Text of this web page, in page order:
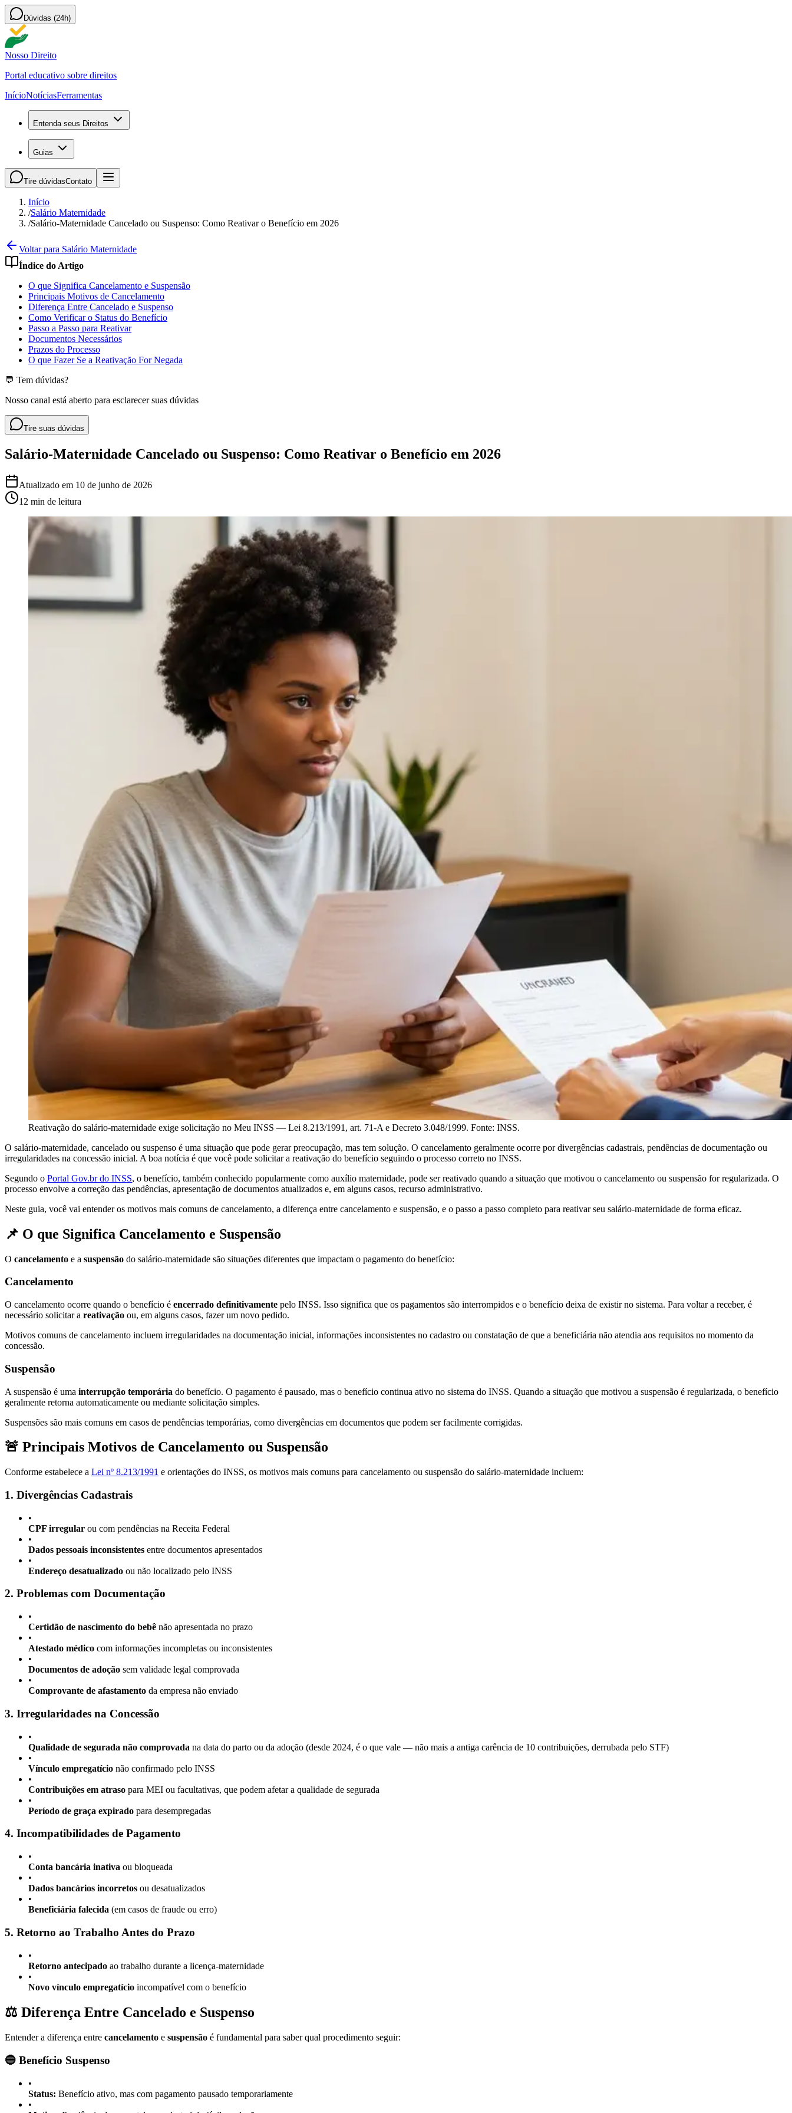
Dúvidas (24h)
Nosso Direito
Portal educativo sobre direitos
InícioNotíciasFerramentas
Entenda seus Direitos
Guias
Tire dúvidasContato
Início
/Salário Maternidade
/Salário-Maternidade Cancelado ou Suspenso: Como Reativar o Benefício em 2026
Voltar para Salário Maternidade
Índice do Artigo
O que Significa Cancelamento e Suspensão
Principais Motivos de Cancelamento
Diferença Entre Cancelado e Suspenso
Como Verificar o Status do Benefício
Passo a Passo para Reativar
Documentos Necessários
Prazos do Processo
O que Fazer Se a Reativação For Negada
💬 Tem dúvidas?
Nosso canal está aberto para esclarecer suas dúvidas
Tire suas dúvidas
Salário-Maternidade Cancelado ou Suspenso: Como Reativar o Benefício em 2026
Atualizado em 10 de junho de 2026
12 min de leitura
Reativação do salário-maternidade exige solicitação no Meu INSS — Lei 8.213/1991, art. 71-A e Decreto 3.048/1999. Fonte: INSS.
O salário-maternidade, cancelado ou suspenso é uma situação que pode gerar preocupação, mas tem solução. O cancelamento geralmente ocorre por divergências cadastrais, pendências de documentação ou
irregularidades na concessão inicial. A boa notícia é que você pode solicitar a reativação do benefício seguindo o processo correto no INSS.
Segundo o Portal Gov.br do INSS, o benefício, também conhecido popularmente como auxílio maternidade, pode ser reativado quando a situação que motivou o cancelamento ou suspensão for regularizada. O
processo envolve a correção das pendências, apresentação de documentos atualizados e, em alguns casos, recurso administrativo.
Neste guia, você vai entender os motivos mais comuns de cancelamento, a diferença entre cancelamento e suspensão, e o passo a passo completo para reativar seu salário-maternidade de forma eficaz.
📌 O que Significa Cancelamento e Suspensão
O cancelamento e a suspensão do salário-maternidade são situações diferentes que impactam o pagamento do benefício:
Cancelamento
O cancelamento ocorre quando o benefício é encerrado definitivamente pelo INSS. Isso significa que os pagamentos são interrompidos e o benefício deixa de existir no sistema. Para voltar a receber, é
necessário solicitar a reativação ou, em alguns casos, fazer um novo pedido.
Motivos comuns de cancelamento incluem irregularidades na documentação inicial, informações inconsistentes no cadastro ou constatação de que a beneficiária não atendia aos requisitos no momento da
concessão.
Suspensão
A suspensão é uma interrupção temporária do benefício. O pagamento é pausado, mas o benefício continua ativo no sistema do INSS. Quando a situação que motivou a suspensão é regularizada, o benefício
geralmente retorna automaticamente ou mediante solicitação simples.
Suspensões são mais comuns em casos de pendências temporárias, como divergências em documentos que podem ser facilmente corrigidas.
🚨 Principais Motivos de Cancelamento ou Suspensão
Conforme estabelece a Lei nº 8.213/1991 e orientações do INSS, os motivos mais comuns para cancelamento ou suspensão do salário-maternidade incluem:
1. Divergências Cadastrais
•
CPF irregular ou com pendências na Receita Federal
•
Dados pessoais inconsistentes entre documentos apresentados
•
Endereço desatualizado ou não localizado pelo INSS
2. Problemas com Documentação
•
Certidão de nascimento do bebê não apresentada no prazo
•
Atestado médico com informações incompletas ou inconsistentes
•
Documentos de adoção sem validade legal comprovada
•
Comprovante de afastamento da empresa não enviado
3. Irregularidades na Concessão
•
Qualidade de segurada não comprovada na data do parto ou da adoção (desde 2024, é o que vale — não mais a antiga carência de 10 contribuições, derrubada pelo STF)
•
Vínculo empregatício não confirmado pelo INSS
•
Contribuições em atraso para MEI ou facultativas, que podem afetar a qualidade de segurada
•
Período de graça expirado para desempregadas
4. Incompatibilidades de Pagamento
•
Conta bancária inativa ou bloqueada
•
Dados bancários incorretos ou desatualizados
•
Beneficiária falecida (em casos de fraude ou erro)
5. Retorno ao Trabalho Antes do Prazo
•
Retorno antecipado ao trabalho durante a licença-maternidade
•
Novo vínculo empregatício incompatível com o benefício
⚖️ Diferença Entre Cancelado e Suspenso
Entender a diferença entre cancelamento e suspensão é fundamental para saber qual procedimento seguir:
🔵 Benefício Suspenso
•
Status: Benefício ativo, mas com pagamento pausado temporariamente
•